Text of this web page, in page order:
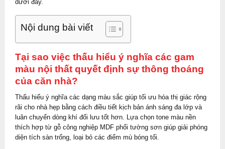
dưới đây.
Nội dung bài viết
Tại sao việc thấu hiểu ý nghĩa các gam
màu nội thất quyết định sự thông thoáng
của căn nhà?
Thấu hiểu ý nghĩa các dạng màu sắc giúp tối ưu hóa thị giác rộng
rãi cho nhà hẹp bằng cách điều tiết kịch bản ánh sáng đa lớp và
luân chuyển dòng khí đối lưu tốt hơn. Lựa chọn tone màu nền
thích hợp từ gỗ công nghiệp MDF phối tường sơn giúp giải phóng
diện tích sàn trống, loại bỏ các điểm mù bóng tối.